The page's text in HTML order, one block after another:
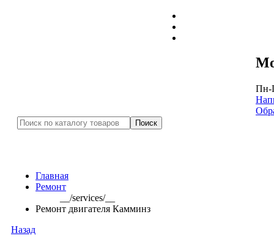
Пн-
Главная
Ремонт
__/services/__
Ремонт двигателя Камминз
Назад